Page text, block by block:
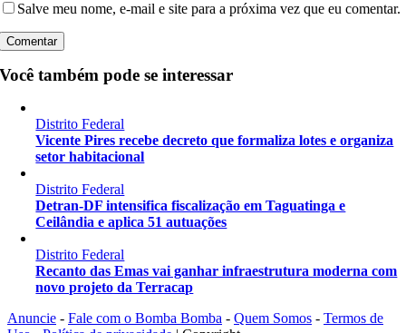
Salve meu nome, e-mail e site para a próxima vez que eu comentar.
Você também pode se interessar
Distrito Federal
Vicente Pires recebe decreto que formaliza lotes e organiza
setor habitacional
Distrito Federal
Detran-DF intensifica fiscalização em Taguatinga e
Ceilândia e aplica 51 autuações
Distrito Federal
Recanto das Emas vai ganhar infraestrutura moderna com
novo projeto da Terracap
Anuncie - Fale com o Bomba Bomba - Quem Somos - Termos de